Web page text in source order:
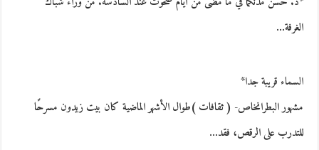
الغرفة…
السماء قريبة جدا*
مشهور البطرانخاص- ( ثقافات )طوال الأشهر الماضية كان بيت زيدون مسرحًا
للتدرب على الرقص، فقد…